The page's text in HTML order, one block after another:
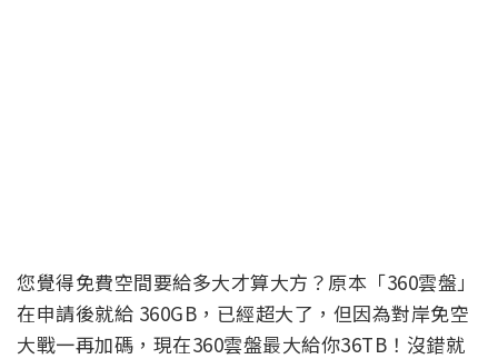
您覺得免費空間要給多大才算大方？原本「360雲盤」
在申請後就給 360GB，已經超大了，但因為對岸免空
大戰一再加碼，現在360雲盤最大給你36TB！沒錯就